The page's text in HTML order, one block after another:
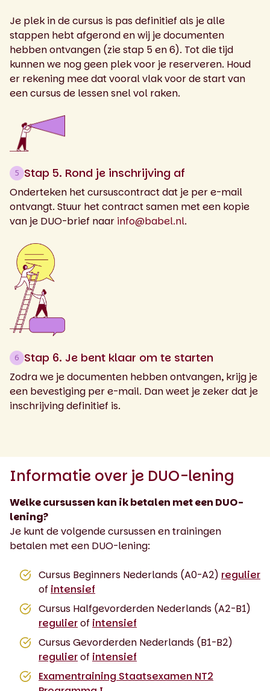
Je plek in de cursus is pas definitief als je alle
stappen hebt afgerond en wij je documenten
hebben ontvangen (zie stap 5 en 6). Tot die tijd
kunnen we nog geen plek voor je reserveren. Houd
er rekening mee dat vooral vlak voor de start van
een cursus de lessen snel vol raken.
5 Stap 5. Rond je inschrijving af
Onderteken het cursuscontract dat je per e-mail
ontvangt. Stuur het contract samen met een kopie
van je DUO-brief naar info@babel.nl.
6 Stap 6. Je bent klaar om te starten
Zodra we je documenten hebben ontvangen, krijg je
een bevestiging per e-mail. Dan weet je zeker dat je
inschrijving definitief is.
Informatie over je DUO-lening
Welke cursussen kan ik betalen met een DUO-
lening?
Je kunt de volgende cursussen en trainingen
betalen met een DUO-lening:
Cursus Beginners Nederlands (A0-A2) regulier
of intensief
Cursus Halfgevorderden Nederlands (A2-B1)
regulierof intensief
Cursus Gevorderden Nederlands (B1-B2)
regulierof intensief
Examentraining Staatsexamen NT2